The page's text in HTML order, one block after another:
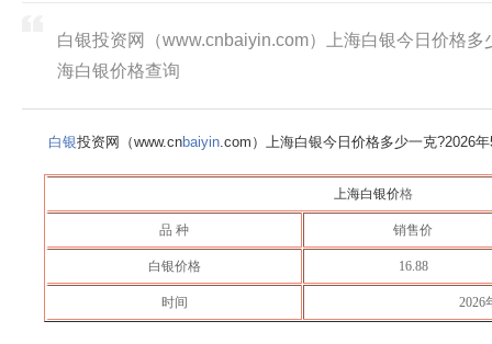
白银投资网（www.cnbaiyin.com）上海白银今日价格
海白银价格查询
白银投资网（www.cnbaiyin.com）上海白银今日价格多少一克?2026
上海白银价格
品 种 销售价
白银价格 16.88
时间 2026